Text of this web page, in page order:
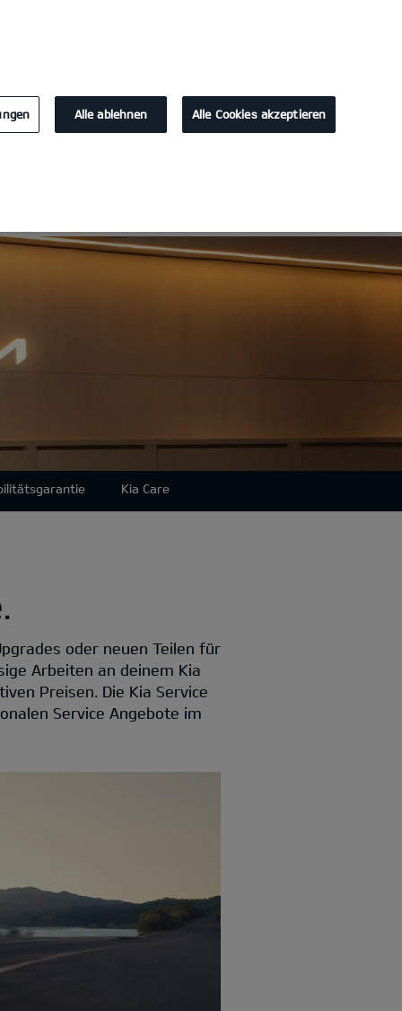
Kia Care
oder neuen Teilen für
Arbeiten an deinem Kia
Preisen. Die Kia Service
Service Angebote im
Alle ablehnen Alle Cookies akzeptieren